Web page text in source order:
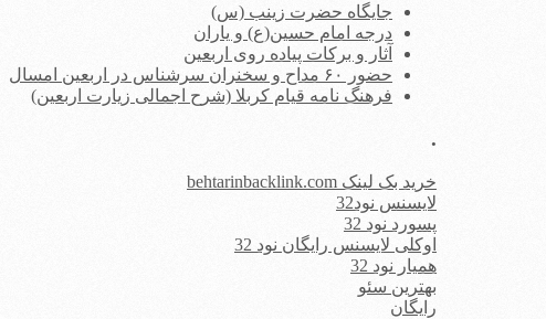
جایگاه حضرت زینب (س)
درجه امام حسین(ع) و یاران
آثار و برکات پیاده روی اربعین
حضور ۶۰ مداح و سخنران سرشناس در اربعین امسال
فرهنگ نامه قیام کربلا (شرح اجمالی زیارت اربعین)
.
خرید بک لینک behtarinbacklink.com
لایسنس نود32
پسورد نود 32
اوکلی لایسنس رایگان نود 32
همیار نود 32
بهترین سئو
رایگان